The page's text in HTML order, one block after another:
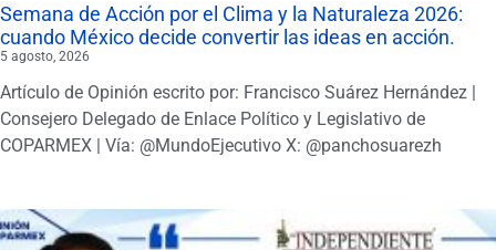
Semana de Acción por el Clima y la Naturaleza 2026:
cuando México decide convertir las ideas en acción.
5 agosto, 2026
Artículo de Opinión escrito por: Francisco Suárez Hernández |
Consejero Delegado de Enlace Político y Legislativo de
COPARMEX | Vía: @MundoEjecutivo X: @panchosuarezh